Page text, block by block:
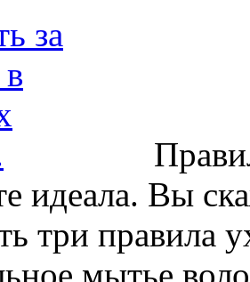
идеала. Вы
три правила
мытье